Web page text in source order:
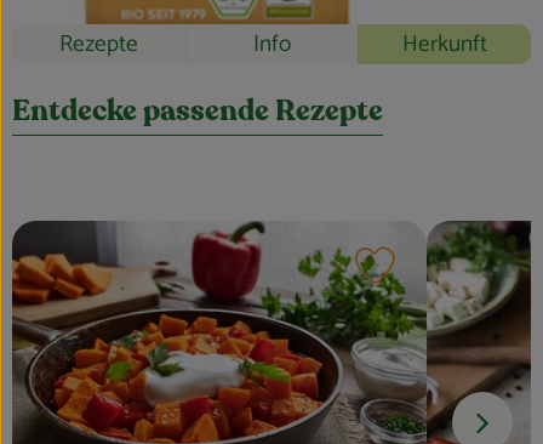
Rezepte Info Herkunft
Entdecke passende Rezepte
Rezept zu